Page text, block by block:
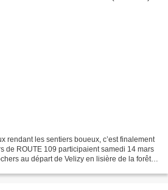
rendant les sentiers boueux, c’est finalement
de ROUTE 109 participaient samedi 14 mars
au départ de Velizy en lisière de la forêt